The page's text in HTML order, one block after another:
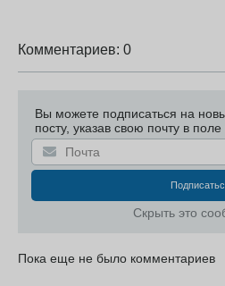
Комментариев: 0
Вы можете подписаться на
посту, указав свою почту в
Скрыть это
Пока еще не было комментариев